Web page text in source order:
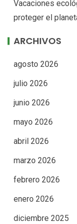
Vacaciones
proteger el
ARCHIVOS
agosto 2026
julio 2026
junio 2026
mayo 2026
abril 2026
marzo 2026
febrero 2026
enero 2026
diciembre 2025